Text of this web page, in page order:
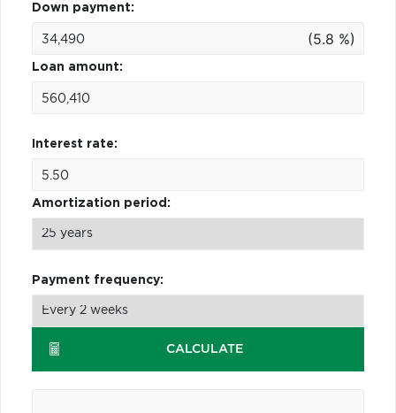
Down payment:
(5.8 %)
Loan amount:
Interest rate:
Amortization period:
Payment frequency:
CALCULATE